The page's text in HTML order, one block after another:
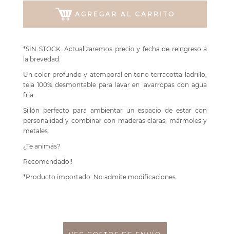
AGREGAR AL CARRITO
*SIN STOCK. Actualizaremos precio y fecha de reingreso a
la brevedad.
Un color profundo y atemporal en tono terracotta-ladrillo,
tela 100% desmontable para lavar en lavarropas con agua
fría.
Sillón perfecto para ambientar un espacio de estar con
personalidad y combinar con maderas claras, mármoles y
metales.
¿Te animás?
Recomendado!!
*Producto importado. No admite modificaciones.